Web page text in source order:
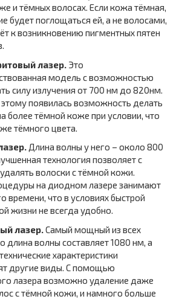
и тёмных волосах. Если кожа тёмная,
будет поглощаться ей, а не волосами,
к возникновению пигментных пятен
лазер. Это
модель с возможностью
силу излучения от 700 нм до 820нм.
появилась возможность делать
более тёмной коже при условии, что
тёмного цвета.
Длина волны у него – около 800
технология позволяет с
волоски с тёмной кожи.
на диодном лазере занимают
времени, что в условиях быстрой
жизни не всегда удобно.
лазер.Самый мощный из всех
длина волны составляет 1080 нм, а
характеристики
другие виды. С помощью
лазера возможно удаление даже
с тёмной кожи, и намного больше